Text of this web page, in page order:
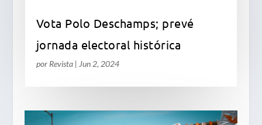
Vota Polo Deschamps; prevé
jornada electoral histórica
por Revista| Jun 2, 2024